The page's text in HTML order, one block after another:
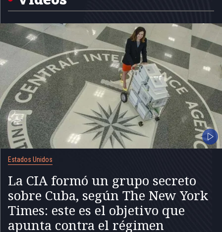
Estados Unidos
La CIA formó un grupo secreto
sobre Cuba, según The New York
Times: este es el objetivo que
apunta contra el régimen